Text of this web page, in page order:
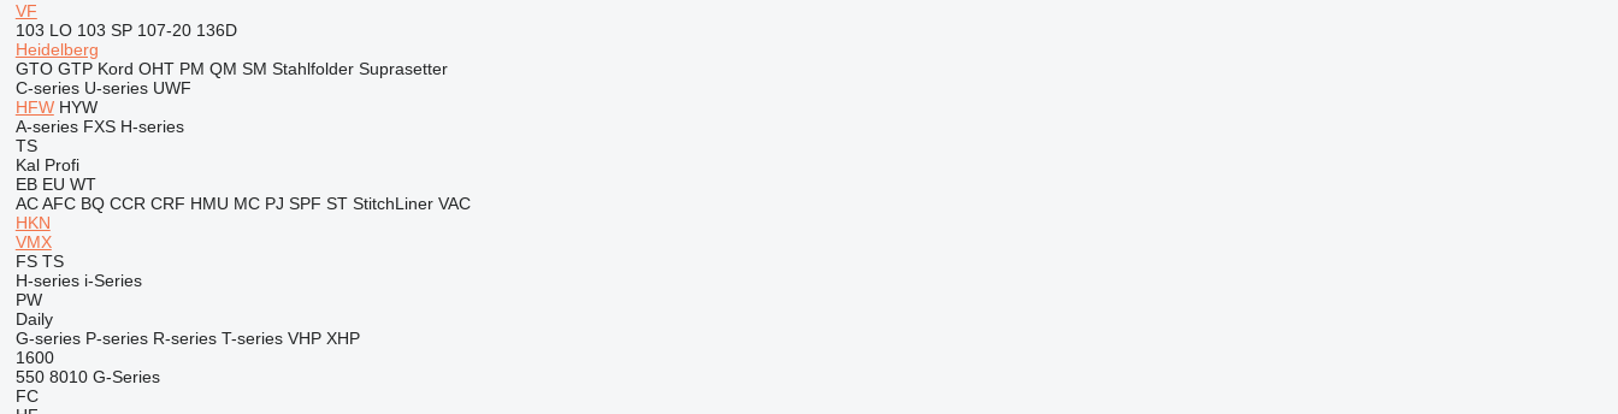
VF
103 LO 103 SP 107-20 136D
Heidelberg
GTO GTP Kord OHT PM QM SM Stahlfolder Suprasetter
C-series U-series UWF
HFW HYW
A-series FXS H-series
TS
Kal Profi
EB EU WT
AC AFC BQ CCR CRF HMU MC PJ SPF ST StitchLiner VAC
HKN
VMX
FS TS
H-series i-Series
PW
Daily
G-series P-series R-series T-series VHP XHP
1600
550 8010 G-Series
FC